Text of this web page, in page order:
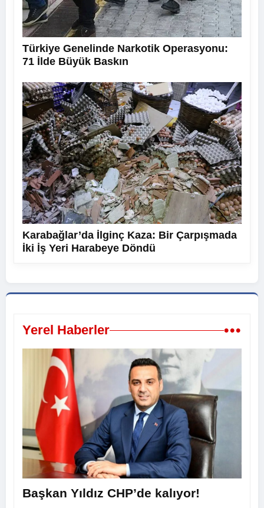
Türkiye Genelinde Narkotik Operasyonu:
71 İlde Büyük Baskın
Karabağlar’da İlginç Kaza: Bir Çarpışmada
İki İş Yeri Harabeye Döndü
Yerel Haberler •••
Başkan Yıldız CHP’de kalıyor!